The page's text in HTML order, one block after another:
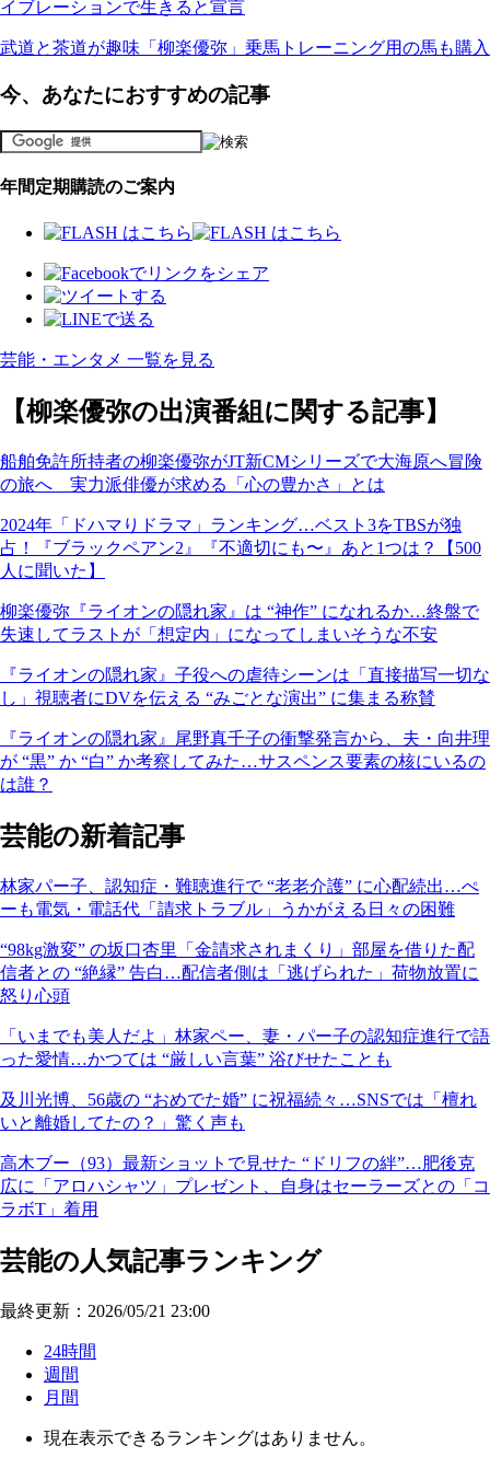
イブレーションで生きると宣言
武道と茶道が趣味「柳楽優弥」乗馬トレーニング用の馬も購入
今、あなたにおすすめの記事
年間定期購読のご案内
芸能・エンタメ 一覧を見る
【柳楽優弥の出演番組に関する記事】
船舶免許所持者の柳楽優弥がJT新CMシリーズで大海原へ冒険
の旅へ 実力派俳優が求める「心の豊かさ」とは
2024年「ドハマりドラマ」ランキング…ベスト3をTBSが独
占！『ブラックペアン2』『不適切にも〜』あと1つは？【500
人に聞いた】
柳楽優弥『ライオンの隠れ家』は “神作” になれるか…終盤で
失速してラストが「想定内」になってしまいそうな不安
『ライオンの隠れ家』子役への虐待シーンは「直接描写一切な
し」視聴者にDVを伝える “みごとな演出” に集まる称賛
『ライオンの隠れ家』尾野真千子の衝撃発言から、夫・向井理
が “黒” か “白” か考察してみた…サスペンス要素の核にいるの
は誰？
芸能の新着記事
林家パー子、認知症・難聴進行で “老老介護” に心配続出…ぺ
ーも電気・電話代「請求トラブル」うかがえる日々の困難
“98kg激変” の坂口杏里「金請求されまくり」部屋を借りた配
信者との “絶縁” 告白…配信者側は「逃げられた」荷物放置に
怒り心頭
「いまでも美人だよ」林家ペー、妻・パー子の認知症進行で語
った愛情…かつては “厳しい言葉” 浴びせたことも
及川光博、56歳の “おめでた婚” に祝福続々…SNSでは「檀れ
いと離婚してたの？」驚く声も
高木ブー（93）最新ショットで見せた “ドリフの絆”…肥後克
広に「アロハシャツ」プレゼント、自身はセーラーズとの「コ
ラボT」着用
芸能の人気記事ランキング
最終更新：2026/05/21 23:00
24時間
週間
月間
現在表示できるランキングはありません。